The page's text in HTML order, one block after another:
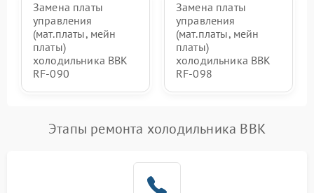
Замена платы
управления
(мат.платы, мейн
платы)
холодильника BBK
RF-090
Замена платы
управления
(мат.платы, мейн
платы)
холодильника BBK
RF-098
Этапы ремонта холодильника BBK